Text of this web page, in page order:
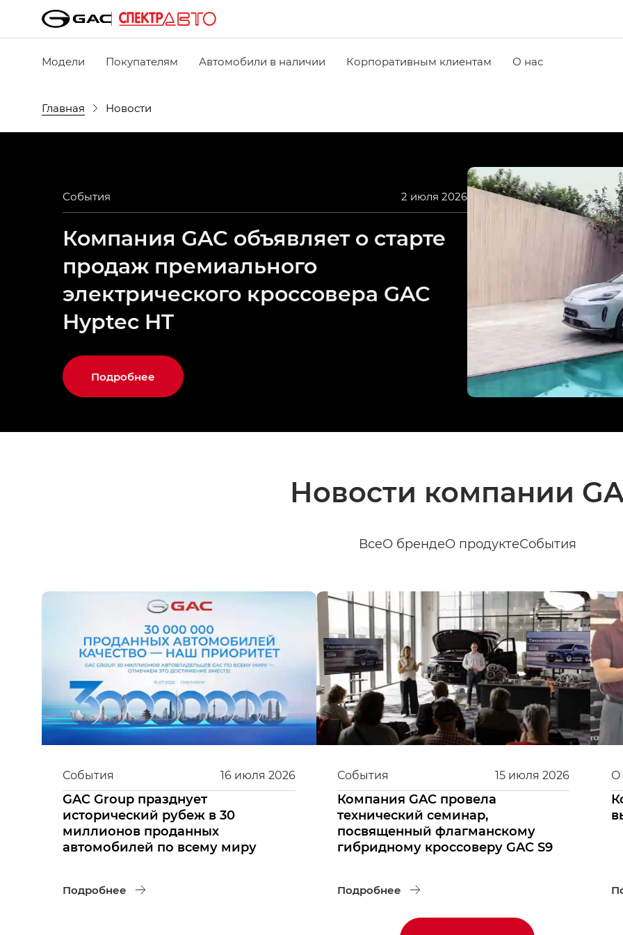
Модели Покупателям Автомобили в наличии Корпоративным клиентам О нас
Главная Новости
События 2 июля 2026
Компания GAC объявляет о старте
продаж премиального
электрического кроссовера GAC
Hyptec HT
Подробнее
Новости компании
ВсеО брендеО продуктеСобытия
16 июля 2026
События
GAC Group празднует
исторический рубеж в 30
миллионов проданных
автомобилей по всему миру
Подробнее
15 июля 2026
События
Компания GAC провела
технический семинар,
посвященный флагманскому
гибридному кроссоверу GAC S9
Подробнее
О